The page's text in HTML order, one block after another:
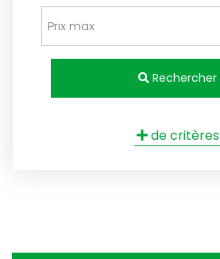
Rechercher
de critères